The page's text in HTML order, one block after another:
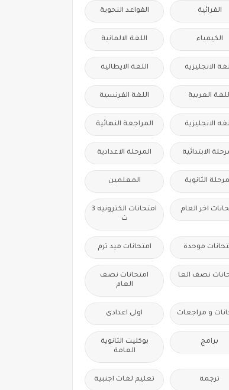
القرائية القواعد النحوية
الكيمياء اللغة الالمانية
الانجليزية اللغة الايطالية
العربية اللغة الفرنسية
الانجليزية المراجعة النهائية
الابتدائية المرحلة الاعدادية
الثانوية المعلمين
اخر العام
امتحانات الكترونيه 3
ث
موحدة امتحانات ميد ترم
نصف العا
امتحانات نصف
العام
و مراجعات اولى اعدادى
برامج
بوكليت الثانوية
العامة
ترجمة تعليم لغات اجنبية